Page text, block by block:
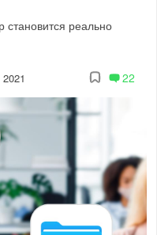
реально
22